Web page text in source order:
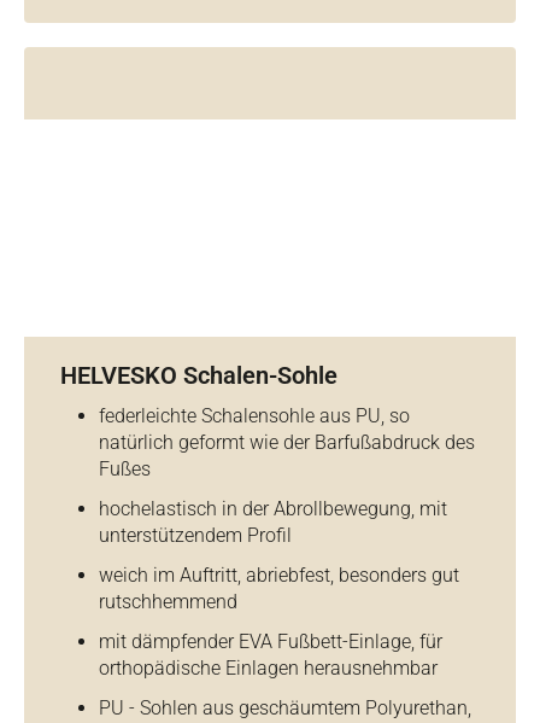
HELVESKO Schalen-Sohle
federleichte Schalensohle aus PU, so
natürlich geformt wie der Barfußabdruck des
Fußes
hochelastisch in der Abrollbewegung, mit
unterstützendem Profil
weich im Auftritt, abriebfest, besonders gut
rutschhemmend
mit dämpfender EVA Fußbett-Einlage, für
orthopädische Einlagen herausnehmbar
PU - Sohlen aus geschäumtem Polyurethan,